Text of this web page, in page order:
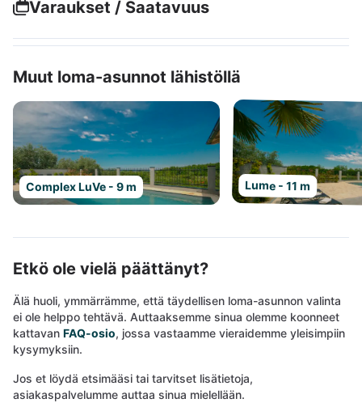
Varaukset / Saatavuus
Muut loma-asunnot lähistöllä
Complex LuVe - 9 m Lume - 11 m
Etkö ole vielä päättänyt?
Älä huoli, ymmärrämme, että täydellisen loma-asunnon valinta
ei ole helppo tehtävä. Auttaaksemme sinua olemme koonneet
kattavan FAQ-osio, jossa vastaamme vieraidemme yleisimpiin
kysymyksiin.
Jos et löydä etsimääsi tai tarvitset lisätietoja,
asiakaspalvelumme auttaa sinua mielellään.